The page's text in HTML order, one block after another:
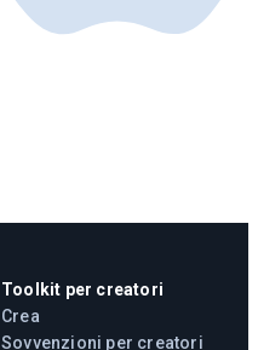
Toolkit per creatori
Crea
Sovvenzioni per creatori